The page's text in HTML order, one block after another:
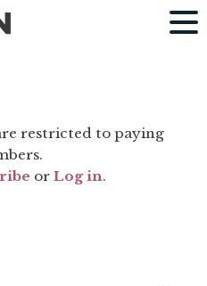
restricted to paying
orLog in.